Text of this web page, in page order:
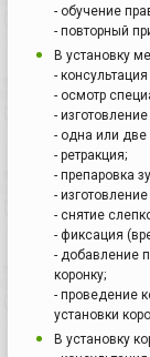
- обучение
- повторный
В установку
-
- осмотр
-
- одна или две
- ретракция;
- препаровка
-
- снятие
- фиксация
- добавление
коронку;
- проведение
установки
В установку